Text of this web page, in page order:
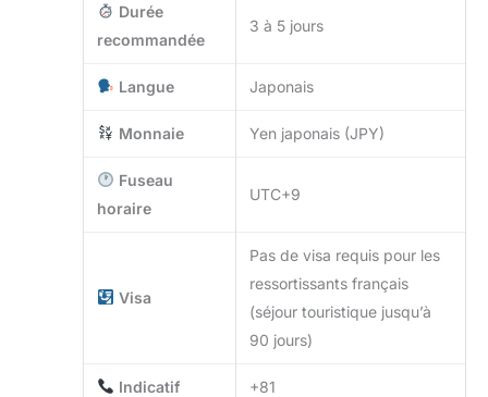
Durée
recommandée
3 à 5 jours
Langue Japonais
Monnaie Yen japonais (JPY)
Fuseau
horaire
UTC+9
Visa
Pas de visa requis pour les
ressortissants français
(séjour touristique jusqu’à
90 jours)
Indicatif +81